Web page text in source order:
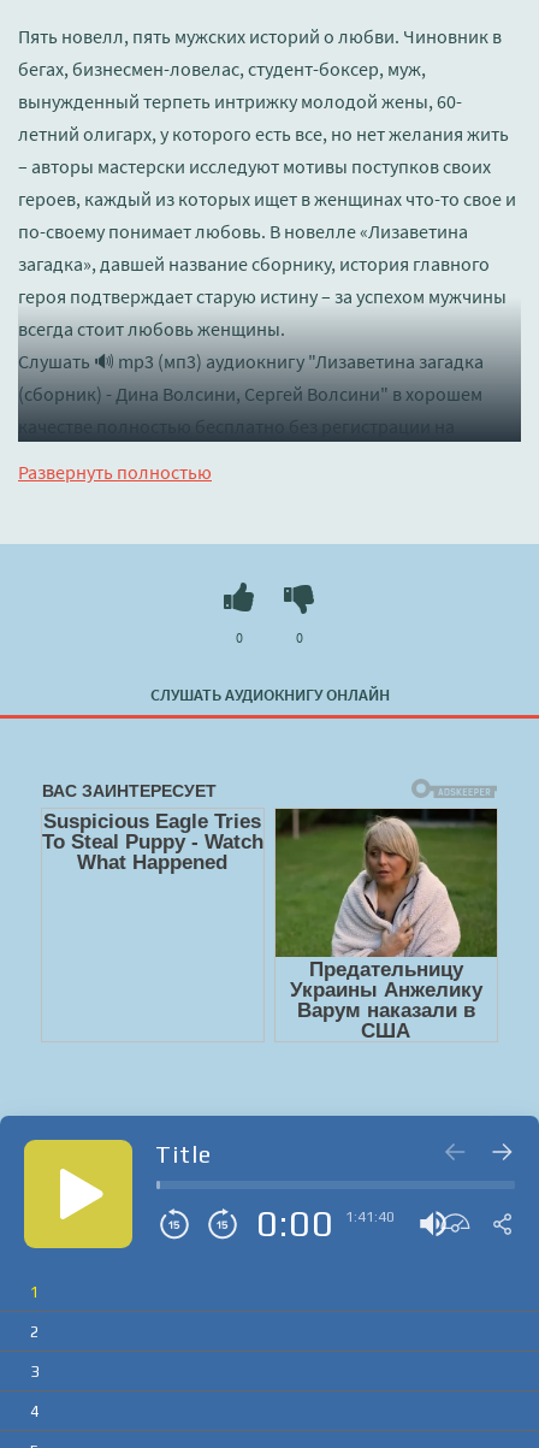
Пять новелл, пять мужских историй о любви. Чиновник в
бегах, бизнесмен-ловелас, студент-боксер, муж,
вынужденный терпеть интрижку молодой жены, 60-
летний олигарх, у которого есть все, но нет желания жить
– авторы мастерски исследуют мотивы поступков своих
героев, каждый из которых ищет в женщинах что-то свое и
по-своему понимает любовь. В новелле «Лизаветина
загадка», давшей название сборнику, история главного
героя подтверждает старую истину – за успехом мужчины
всегда стоит любовь женщины.
Слушать 🔊 mp3 (мп3) аудиокнигу "Лизаветина загадка
(сборник) - Дина Волсини, Сергей Волсини" в хорошем
качестве полностью бесплатно без регистрации на
Развернуть полностью
СЛУШАТЬ АУДИОКНИГУ ОНЛАЙН
0 0
Title
0:00 1:41:40
1
2
3
4